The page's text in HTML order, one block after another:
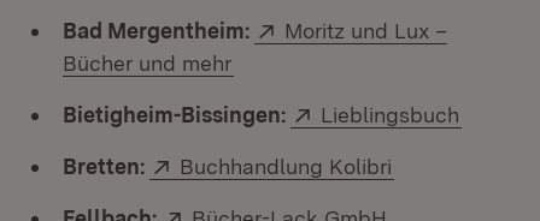
Bad Mergentheim: Extern:
Moritz und Lux –
Bücher und mehr
Bietigheim-Bissingen: Extern:
Lieblingsbuch
Bretten: Extern:
Buchhandlung Kolibri
Extern: